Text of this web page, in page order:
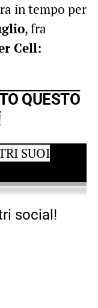
in tempo per
, fra
Cell:
QUESTO
SUOI
social!